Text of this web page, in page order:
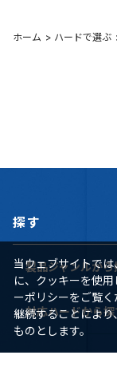
ホーム > ハードで選ぶ
探す
製品ジャンルから
対応ハードから探
当ウェブサイトで
に、クッキーを使
ーポリシーをご覧
継続することによ
ものとします。